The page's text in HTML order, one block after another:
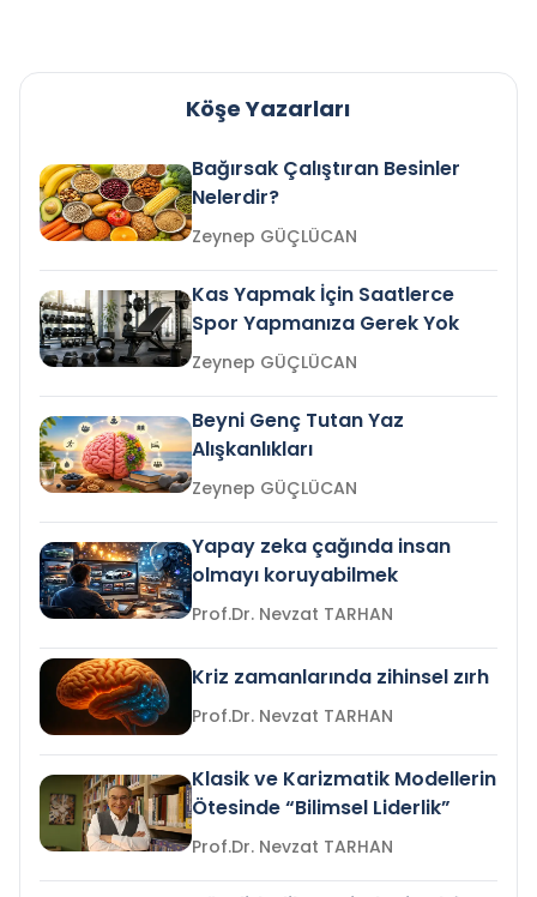
Köşe Yazarları
Bağırsak Çalıştıran Besinler
Nelerdir?
Zeynep GÜÇLÜCAN
Kas Yapmak İçin Saatlerce
Spor Yapmanıza Gerek Yok
Zeynep GÜÇLÜCAN
Beyni Genç Tutan Yaz
Alışkanlıkları
Zeynep GÜÇLÜCAN
Yapay zeka çağında insan
olmayı koruyabilmek
Prof.Dr. Nevzat TARHAN
Kriz zamanlarında zihinsel zırh
Prof.Dr. Nevzat TARHAN
Klasik ve Karizmatik Modellerin
Ötesinde “Bilimsel Liderlik”
Prof.Dr. Nevzat TARHAN